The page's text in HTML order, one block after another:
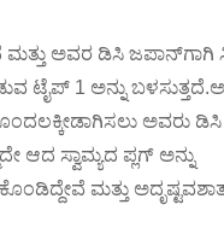
ಮತ್ತು ಅವರ ಡಿಸಿ ಜಪಾನ್‌ಗಾಗಿ
ಟೈಪ್ 1 ಅನ್ನು
ಅವರು ಡಿಸಿ
ಆದ ಸ್ವಾಮ್ಯದ ಪ್ಲಗ್ ಅನ್ನು
ಮತ್ತು